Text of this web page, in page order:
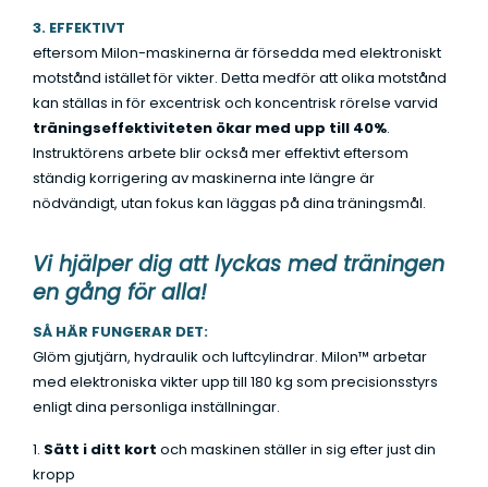
3. EFFEKTIVT
eftersom Milon-maskinerna är försedda med elektroniskt
motstånd istället för vikter. Detta medför att olika motstånd
kan ställas in för excentrisk och koncentrisk rörelse varvid
träningseffektiviteten ökar med upp till 40%.
Instruktörens arbete blir också mer effektivt eftersom
ständig korrigering av maskinerna inte längre är
nödvändigt, utan fokus kan läggas på dina träningsmål.
Vi hjälper dig att lyckas med träningen
en gång för alla!
SÅ HÄR FUNGERAR DET:
Glöm gjutjärn, hydraulik och luftcylindrar. Milon™ arbetar
med elektroniska vikter upp till 180 kg som precisionsstyrs
enligt dina personliga inställningar.
1. Sätt i ditt kort och maskinen ställer in sig efter just din
kropp